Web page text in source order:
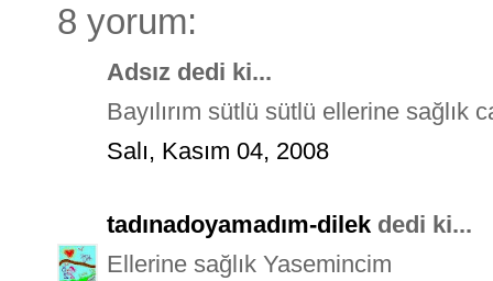
8 yorum:
Adsız dedi ki...
Bayılırım sütlü sütlü ellerine sağlık
Salı, Kasım 04, 2008
tadınadoyamadım-dilek dedi ki...
Ellerine sağlık Yasemincim